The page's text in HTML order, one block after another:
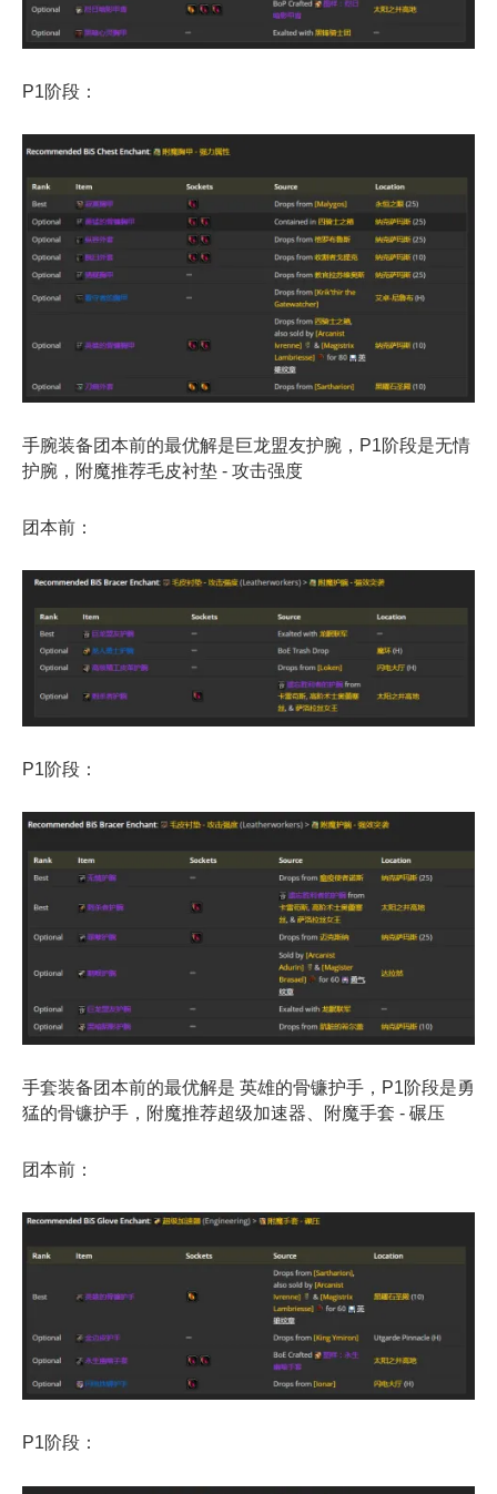
P1阶段：
手腕装备团本前的最优解是巨龙盟友护腕，P1阶段是无情
护腕，附魔推荐毛皮衬垫 - 攻击强度
团本前：
P1阶段：
手套装备团本前的最优解是 英雄的骨镰护手，P1阶段是勇
猛的骨镰护手，附魔推荐超级加速器、附魔手套 - 碾压
团本前：
P1阶段：